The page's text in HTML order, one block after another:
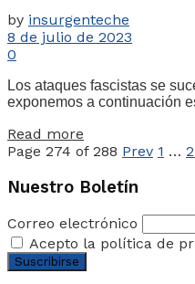
by insurgenteche
8 de julio de 2023
0
Los ataques fascistas se
exponemos a continuación
Read more
Page 274 of 288 Prev 1 …
Nuestro Boletín
Correo electrónico
Acepto la política de